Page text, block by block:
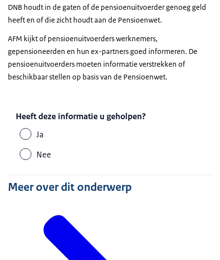
DNB houdt in de gaten of de pensioenuitvoerder genoeg geld
heeft en of die zicht houdt aan de Pensioenwet.
AFM kijkt of pensioenuitvoerders werknemers,
gepensioneerden en hun ex-partners goed informeren. De
pensioenuitvoerders moeten informatie verstrekken of
beschikbaar stellen op basis van de Pensioenwet.
Heeft deze informatie u geholpen?
Ja
Nee
Meer over dit onderwerp